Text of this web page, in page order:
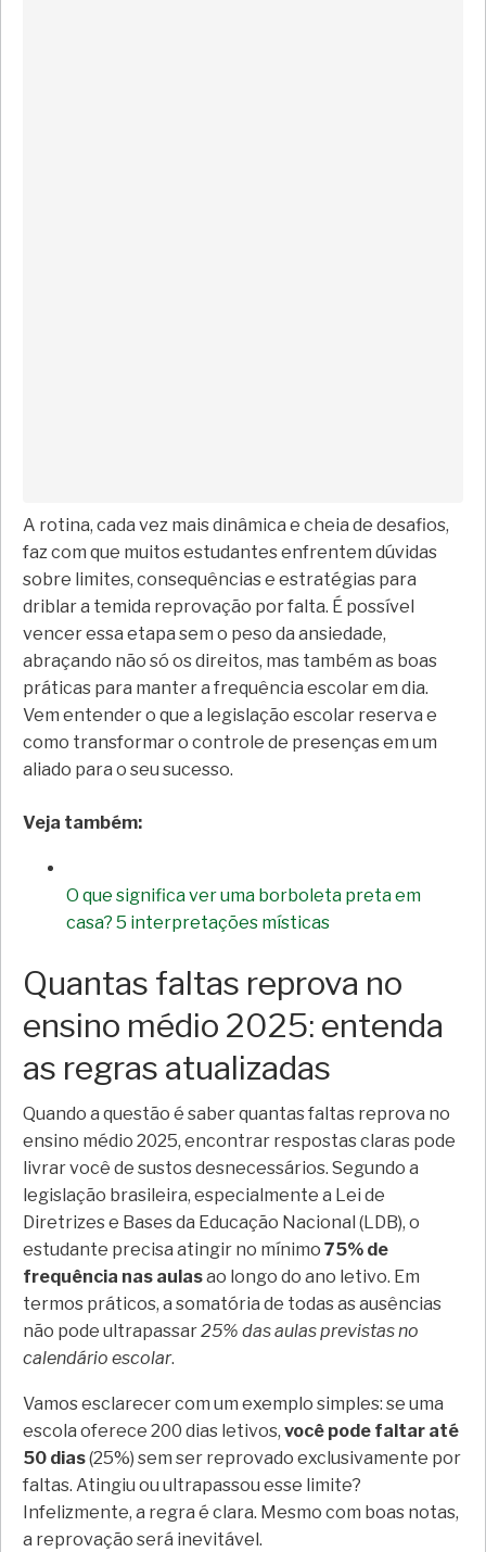
A rotina, cada vez mais dinâmica e cheia de desafios,
faz com que muitos estudantes enfrentem dúvidas
sobre limites, consequências e estratégias para
driblar a temida reprovação por falta. É possível
vencer essa etapa sem o peso da ansiedade,
abraçando não só os direitos, mas também as boas
práticas para manter a frequência escolar em dia.
Vem entender o que a legislação escolar reserva e
como transformar o controle de presenças em um
aliado para o seu sucesso.
Veja também:
O que significa ver uma borboleta preta em
casa? 5 interpretações místicas
Quantas faltas reprova no
ensino médio 2025: entenda
as regras atualizadas
Quando a questão é saber quantas faltas reprova no
ensino médio 2025, encontrar respostas claras pode
livrar você de sustos desnecessários. Segundo a
legislação brasileira, especialmente a Lei de
Diretrizes e Bases da Educação Nacional (LDB), o
estudante precisa atingir no mínimo 75% de
frequência nas aulasao longo do ano letivo. Em
termos práticos, a somatória de todas as ausências
não pode ultrapassar25% das aulas previstas no
calendário escolar.
Vamos esclarecer com um exemplo simples: se uma
escola oferece 200 dias letivos, você pode faltar até
50 dias(25%) sem ser reprovado exclusivamente por
faltas. Atingiu ou ultrapassou esse limite?
Infelizmente, a regra é clara. Mesmo com boas notas,
a reprovação será inevitável.